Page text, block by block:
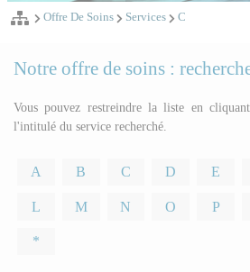
Offre De Soins Services C
Notre offre de soins :
Vous pouvez restreindre la liste en
l'intitulé du service recherché.
A B C D E
L M N O P
*